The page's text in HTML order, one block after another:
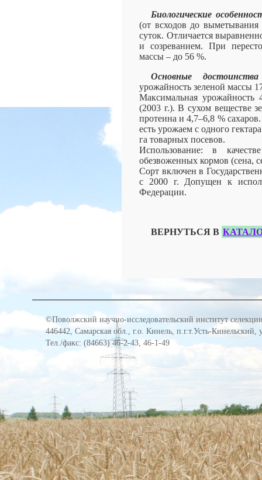
Биологические
(от всходов до
суток. Отличается
и созреванием. При
массы – до 56 %.
Основные
урожайность зеленой массы
Максимальная урожайность
(2003 г.). В сухом веществе
протеина и 4,7–6,8 %
есть урожаем с одного
га товарных посевов.
Использование: в
обезвоженных кормов (сена,
Сорт включен в
с 2000 г. Допущен к
Федерации.
ВЕРНУТЬСЯ В
©Поволжский научно-исследовательский институт
446442, Самарская обл., г.о. Кинель, п.г.т.Усть-Кинельский,
Тел./факс: (84663) 46-2-43, 46-1-49